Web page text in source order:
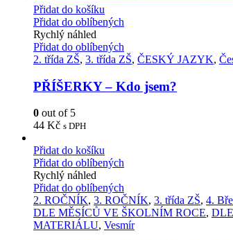
Přidat do košíku
Přidat do oblíbených
Rychlý náhled
Přidat do oblíbených
2. třída ZŠ, 3. třída ZŠ, ČESKÝ JAZYK,
PŘÍŠERKY – Kdo jsem?
0 out of 5
44 Kč s DPH
Přidat do košíku
Přidat do oblíbených
Rychlý náhled
Přidat do oblíbených
2. ROČNÍK, 3. ROČNÍK, 3. třída ZŠ, 4.
DLE MĚSÍCŮ VE ŠKOLNÍM ROCE,
MATERIÁLU, Vesmír